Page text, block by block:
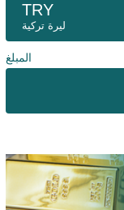
TRY
ليرة تركية
المبلغ